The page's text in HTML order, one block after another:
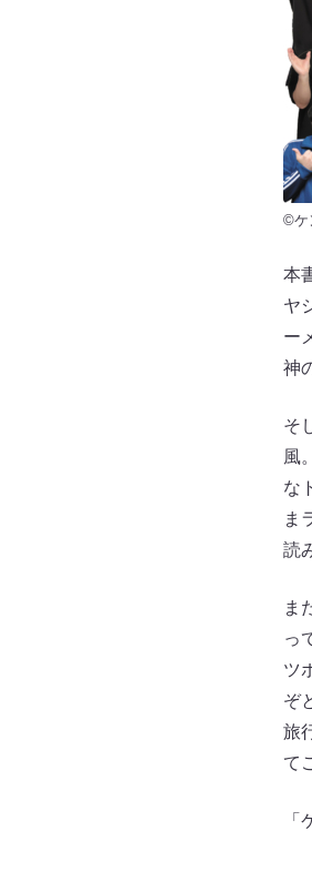
©ケ
本
ヤ
ー
神
そ
風
な
ま
読
ま
っ
ツ
ぞ
旅
て